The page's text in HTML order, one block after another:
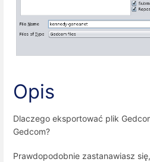
Opis
Dlaczego eksportować plik
Gedcom?
Prawdopodobnie zastanawiasz